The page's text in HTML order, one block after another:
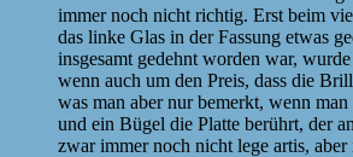
immer noch nicht richtig. Erst beim
das linke Glas in der Fassung etwas
insgesamt gedehnt worden war,
wenn auch um den Preis, dass die
was man aber nur bemerkt, wenn
und ein Bügel die Platte berührt, der
zwar immer noch nicht lege artis,